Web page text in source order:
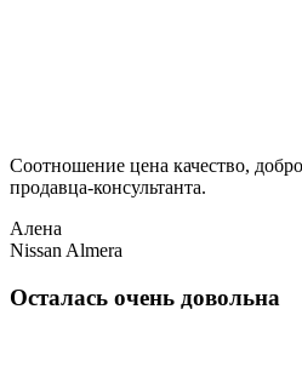
Соотношение цена качество,
продавца-консультанта.
Алена
Nissan Almera
Осталась очень довольна